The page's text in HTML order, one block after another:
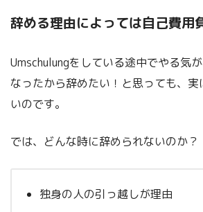
辞める理由によっては自己費用
Umschulungをしている途中でやる気
なったから辞めたい！と思っても、
いのです。
では、どんな時に辞められないのか？
独身の人の引っ越しが理由